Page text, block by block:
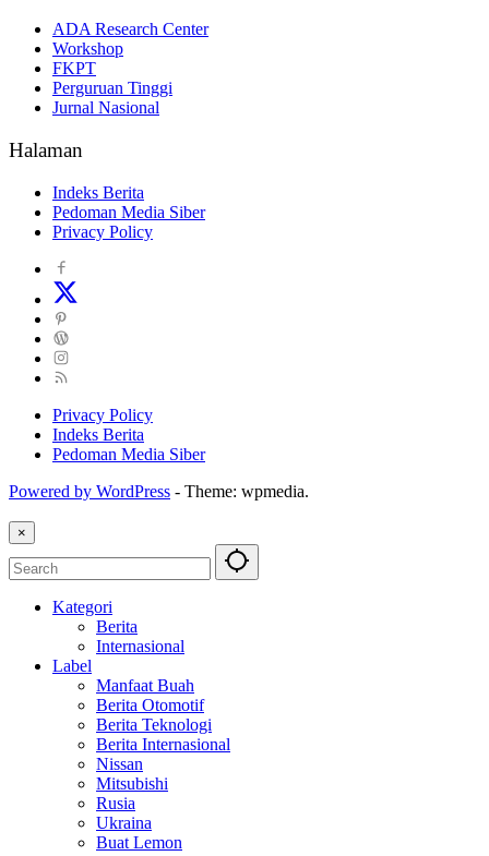
ADA Research Center
Workshop
FKPT
Perguruan Tinggi
Jurnal Nasional
Halaman
Indeks Berita
Pedoman Media Siber
Privacy Policy
Privacy Policy
Indeks Berita
Pedoman Media Siber
Powered by WordPress - Theme: wpmedia.
×
Kategori
Berita
Internasional
Label
Manfaat Buah
Berita Otomotif
Berita Teknologi
Berita Internasional
Nissan
Mitsubishi
Rusia
Ukraina
Buat Lemon